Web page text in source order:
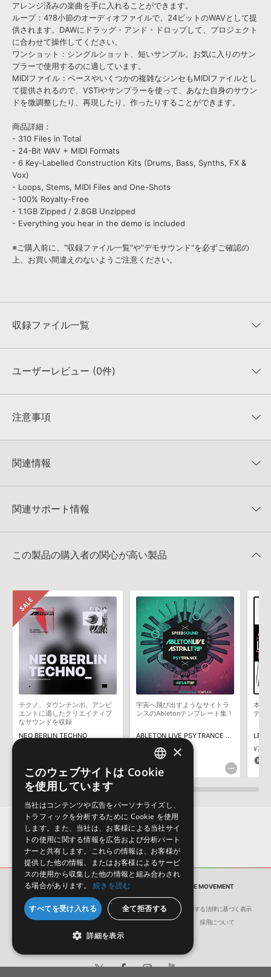
アレンジ済みの楽曲を手に入れることができます。
ループ：4?8小節のオーディオファイルで、24ビットのWAVとして提
供されます。DAWにドラッグ・アンド・ドロップして、プロジェクト
に合わせて操作してください。
ワンショット：シングルショット、短いサンプル。お気に入りのサン
プラーで使用するのに適しています。
MIDIファイル：ベースやいくつかの複雑なシンセもMIDIファイルとし
て提供されるので、VSTiやサンプラーを使って、あなた自身のサウン
ドを微調整したり、再現したり、作ったりすることができます。
商品詳細：
- 310 Files in Total
- 24-Bit WAV + MIDI Formats
- 6 Key-Labelled Construction Kits (Drums, Bass, Synths, FX &
Vox)
- Loops, Stems, MIDI Files and One-Shots
- 100% Royalty-Free
- 1.1GB Zipped / 2.8GB Unzipped
- Everything you hear in the demo is included
※ご購入前に、"収録ファイル一覧"や"デモサウンド"を必ずご確認の
上、お買い間違えのないようご注意ください。
収録ファイル一覧
収録ファイル一覧
ユーザーレビュー (0件)
★★★★★
★5
★4
★1
0%
注意事項
KONTAKTフォーマットは、
でお使いいただけます。無償版のKONTAKT PLAYERではお使いい
4GBを超えるデータに関するご注意：
FAT32でフォーマットされた
きます際には、NTFSやHFS＋でフォーマットされたHDDをご用意
いただく必要がございます。
知らせするメールの2通が送信されます。メールに記載されており
ます説明に沿って、製品のダウンロード／導入を行って下さい。
サンプルパック製品には、原則として日本語版操作マニュアルをご
用意しておりません。ご購入後のご不明点や詳細に関するお問い合
わせなどはテクニカルサポート
までご連絡ください。
デモソングは、製品収録サウンドを使ってできることを紹介するた
めのデモンストレーション用の楽曲です。原則として、デモソング
そのものをお使いいただくことはできません。また、デモソングを
構成する全てのサウンドが、サンプルパックに含まれていることを
保証するものではありません。
しかねます。
関連情報
PROGRESSIVE PSYTRANCE MOVEMENTのサポート情報
関連サポート情報
2022.06.06
おります。ご覧頂くには、該当する製品をご購入頂く必要がございます。
PROGRESSIVE PSYTRANCE MOVEMENTのサポート情報
この製品の購入者の関心が高い製品
テクノ、ダウンテンポ、アンビ
エントに適したクリエイティブ
なサウンドを収録
NEO BERLIN TECHNO
宇宙へ飛び出すようなサイトラ
ンスのAbletonテンプレート集！
ABLETON LIVE PSYTRANCE TEMPLATE ASTRAL TRIP
¥2,332
116pt
本格
ディ
LET
¥7,711
サンプルパック PROGRESSIVE PSYTRANCE MOVEMENT
会社概要 環境保護（CSR）への取り組み
特定商取引に関する法律に基づく表示
サイト動作環境
利用規約 個人情報の保護について 採用について
ENGLISH
×
このウェブサイトは Cookie
を使用しています
当社はコンテンツや広告をパーソナライズし、
トラフィックを分析するために Cookie を使用
します。また、当社は、お客様による当社サイ
トの使用に関する情報を広告および分析パート
ナーと共有します。これらの情報は、お客様が
提供した他の情報、またはお客様によるサービ
スの使用から収集した他の情報と組み合わされ
る場合があります。
続きを読む
すべてを受け入れる 全て拒否する
詳細を表示